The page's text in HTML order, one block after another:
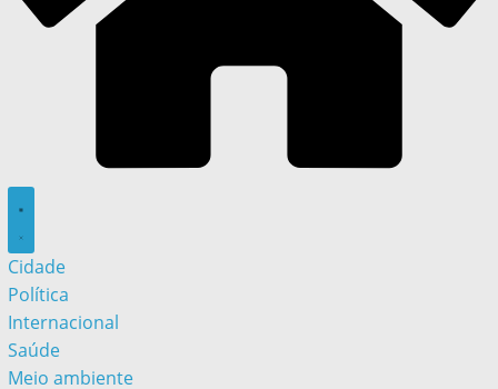
Cidade
Política
Internacional
Saúde
Meio ambiente